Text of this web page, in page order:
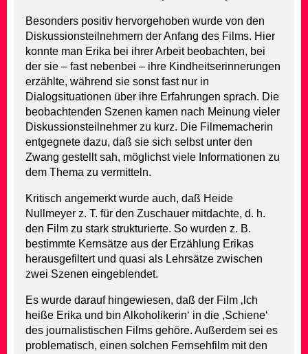
Besonders positiv hervorgehoben wurde von den
Diskussionsteilnehmern der Anfang des Films. Hier
konnte man Erika bei ihrer Arbeit beobachten, bei
der sie – fast nebenbei – ihre Kindheitserinnerungen
erzählte, während sie sonst fast nur in
Dialogsituationen über ihre Erfahrungen sprach. Die
beobachtenden Szenen kamen nach Meinung vieler
Diskussionsteilnehmer zu kurz. Die Filmemacherin
entgegnete dazu, daß sie sich selbst unter den
Zwang gestellt sah, möglichst viele Informationen zu
dem Thema zu vermitteln.
Kritisch angemerkt wurde auch, daß Heide
Nullmeyer z. T. für den Zuschauer mitdachte, d. h.
den Film zu stark strukturierte. So wurden z. B.
bestimmte Kernsätze aus der Erzählung Erikas
herausgefiltert und quasi als Lehrsätze zwischen
zwei Szenen eingeblendet.
Es wurde darauf hingewiesen, daß der Film ‚lch
heiße Erika und bin Alkoholikerin‘ in die ,Schiene‘
des journalistischen Films gehöre. Außerdem sei es
problematisch, einen solchen Fernsehfilm mit den